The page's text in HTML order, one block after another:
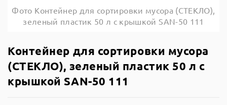
Фото Контейнер для сортировки мусора (СТЕКЛО),
зеленый пластик 50 л с крышкой SAN-50 111
Контейнер для сортировки мусора
(СТЕКЛО), зеленый пластик 50 л с
крышкой SAN-50 111